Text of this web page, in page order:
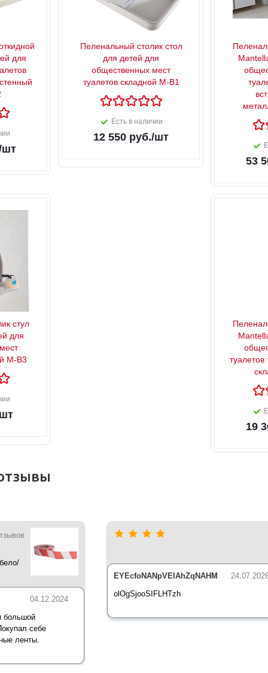
для
шт
Пеленальный столик стол
для детей для
общественных мест
туалетов складной М-В1
Есть в наличии
12 550 руб./шт
53
стул
для
М-В3
туалетов
19
04.12.2024
большой
себе
ленты.
EYEcfoNANpVElAhZqNAHM
olOgSjooSIFLHTzh